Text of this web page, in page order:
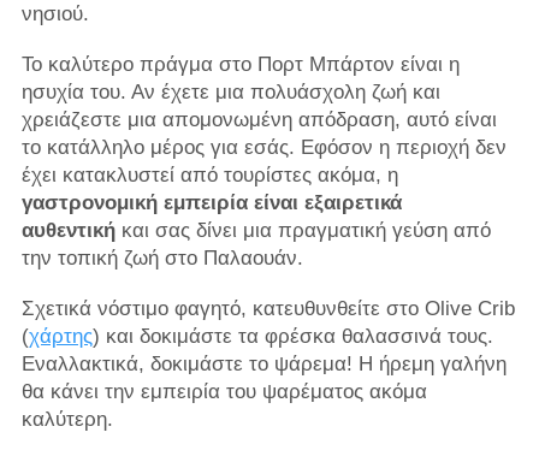
νησιού.
Το καλύτερο πράγμα στο Πορτ Μπάρτον είναι η
ησυχία του. Αν έχετε μια πολυάσχολη ζωή και
χρειάζεστε μια απομονωμένη απόδραση, αυτό είναι
το κατάλληλο μέρος για εσάς. Εφόσον η περιοχή δεν
έχει κατακλυστεί από τουρίστες ακόμα, η
γαστρονομική εμπειρία είναι εξαιρετικά
αυθεντικήκαι σας δίνει μια πραγματική γεύση από
την τοπική ζωή στο Παλαουάν.
Σχετικά νόστιμο φαγητό, κατευθυνθείτε στο Olive Crib
(χάρτης) και δοκιμάστε τα φρέσκα θαλασσινά τους.
Εναλλακτικά, δοκιμάστε το ψάρεμα! Η ήρεμη γαλήνη
θα κάνει την εμπειρία του ψαρέματος ακόμα
καλύτερη.